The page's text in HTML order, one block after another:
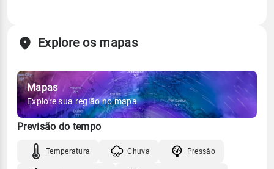
Explore os mapas
Mapas
Explore sua região no mapa
Previsão do tempo
Temperatura Chuva Pressão